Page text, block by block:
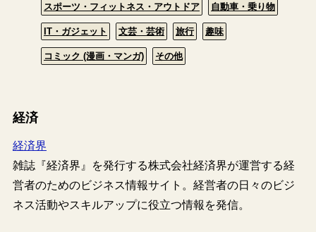
スポーツ・フィットネス・アウトドア 自動車・乗り物
IT・ガジェット 文芸・芸術 旅行 趣味
コミック (漫画・マンガ) その他
経済
経済界
雑誌『経済界』を発行する株式会社経済界が運営する経
営者のためのビジネス情報サイト。経営者の日々のビジ
ネス活動やスキルアップに役立つ情報を発信。